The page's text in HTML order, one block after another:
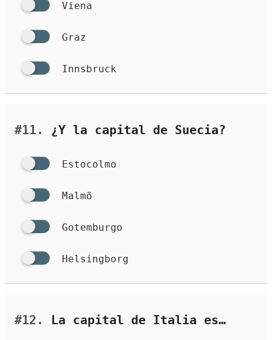
Viena
Graz
Innsbruck
#11. ¿Y la capital de Suecia?
Estocolmo
Malmö
Gotemburgo
Helsingborg
#12. La capital de Italia es…